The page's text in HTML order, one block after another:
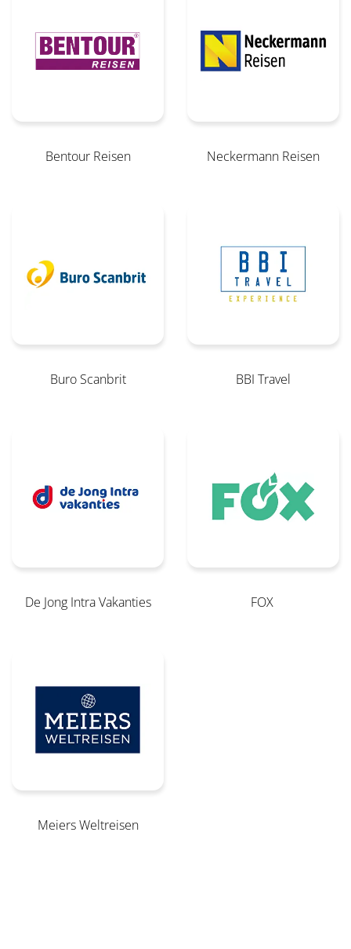
Bentour Reisen Neckermann Reisen
Buro Scanbrit BBI Travel
De Jong Intra Vakanties FOX
Meiers Weltreisen